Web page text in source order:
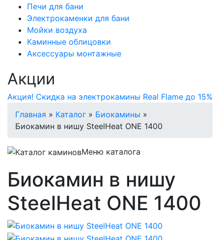
Печи для бани
Электрокаменки для бани
Мойки воздуха
Каминные облицовки
Аксессуары монтажные
Акции
Акция! Скидка на электрокамины Real Flame до 15%
Главная » Каталог » Биокамины »
Биокамин в нишу SteelHeat ONE 1400
Меню каталога
Биокамин в нишу
SteelHeat ONE 1400